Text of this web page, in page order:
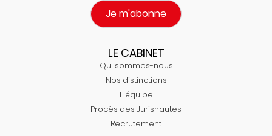
Je m'abonne
LE CABINET
Qui sommes-nous
Nos distinctions
L'équipe
Procès des Jurisnautes
Recrutement